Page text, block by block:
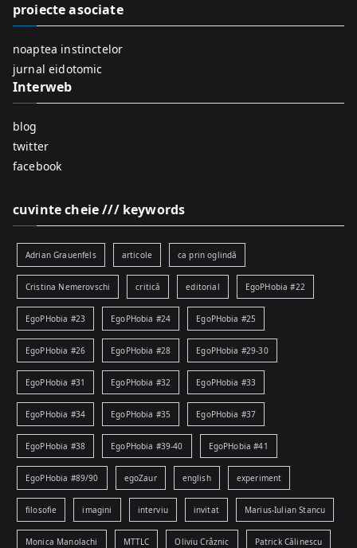
o
proiecte asociate
noaptea instinctelor
jurnal eidotomic
Interweb
blog
twitter
facebook
cuvinte cheie /// keywords
Adrian Grauenfels articole ca prin oglindă
Cristina Nemerovschi critică editorial EgoPHobia #22
EgoPHobia #23 EgoPHobia #24 EgoPHobia #25
EgoPHobia #26 EgoPHobia #28 EgoPHobia #29-30
EgoPHobia #31 EgoPHobia #32 EgoPHobia #33
EgoPHobia #34 EgoPHobia #35 EgoPHobia #37
EgoPHobia #38 EgoPHobia #39-40 EgoPHobia #41
EgoPHobia #89/90 egoZaur english experiment
filosofie imagini interviu invitat Marius-Iulian Stancu
Monica Manolachi MTTLC Oliviu Crâznic Patrick Călinescu